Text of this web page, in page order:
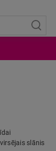
slānis